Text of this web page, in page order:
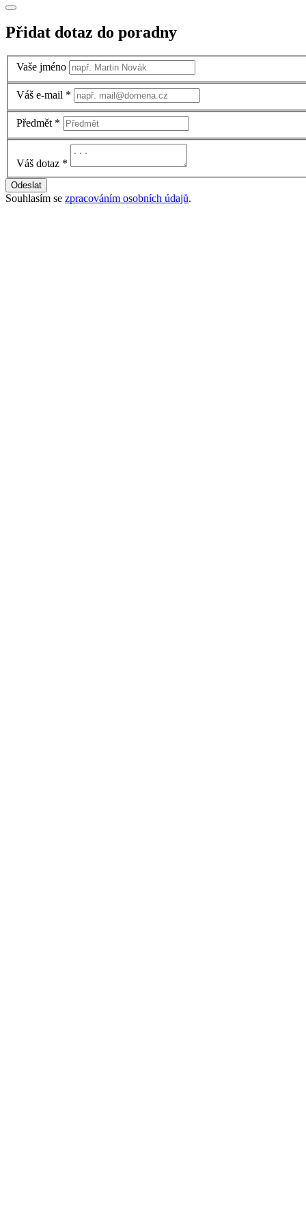
Přidat dotaz do poradny
Vaše jméno
Váš e-mail *
Předmět *
Váš dotaz *
Odeslat
Souhlasím se zpracováním osobních údajů.